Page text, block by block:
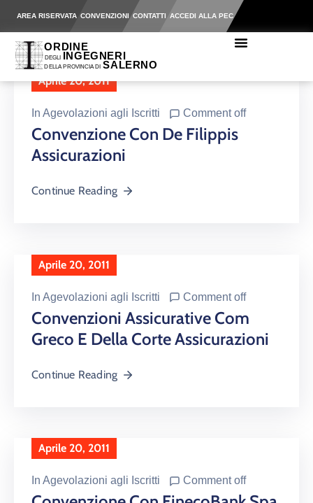
AREA RISERVATA CONVENZIONI CONTATTI ACCEDI ALLA PEC
Aprile 20, 2011
In Agevolazioni agli Iscritti Comment off
Convenzione Con De Filippis
Assicurazioni
Continue Reading
Aprile 20, 2011
In Agevolazioni agli Iscritti Comment off
Convenzioni Assicurative Com
Greco E Della Corte Assicurazioni
Continue Reading
Aprile 20, 2011
In Agevolazioni agli Iscritti Comment off